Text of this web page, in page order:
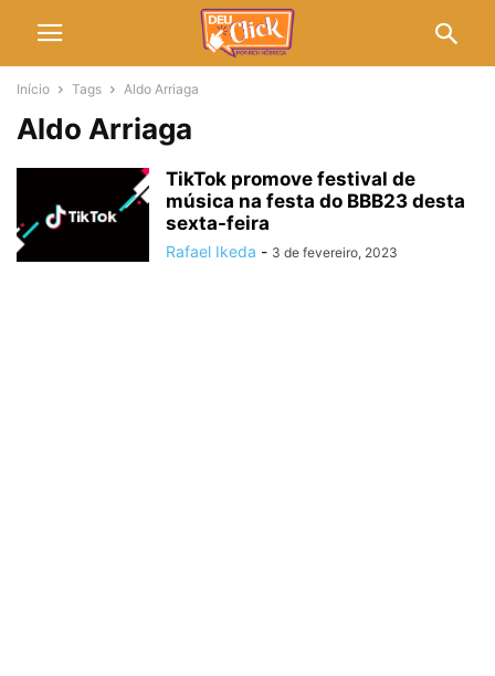
Início Tags Aldo Arriaga
Aldo Arriaga
TikTok promove festival de
música na festa do BBB23 desta
sexta-feira
Rafael Ikeda - 3 de fevereiro, 2023